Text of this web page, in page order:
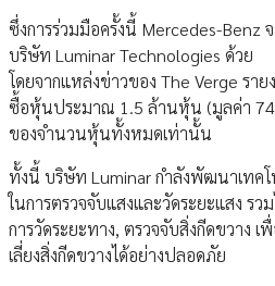
ซึ่งการร่วมมือครั้งนี้ Mercedes-Benz
บริษัท Luminar Technologies ด้วย
โดยจากแหล่งข่าวของ The Verge รา
ซื้อหุ้นประมาณ 1.5 ล้านหุ้น (มูลค่า
ของจำนวนหุ้นทั้งหมดเท่านั้น
ทั้งนี้ บริษัท Luminar กำลังพัฒนาเทคโ
ในการตรวจจับแสงและวัดระยะแสง ร
การวัดระยะทาง, ตรวจจับสิ่งกีดขวาง
เลี่ยงสิ่งกีดขวางได้อย่างปลอดภัย